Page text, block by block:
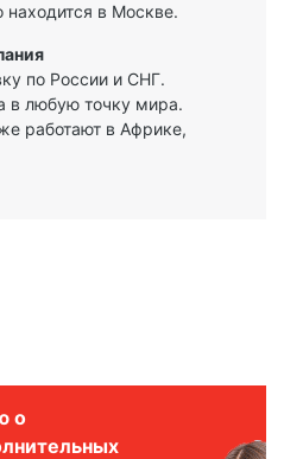
находится в Москве.
по России и СНГ.
в любую точку мира.
работают в Африке,
о